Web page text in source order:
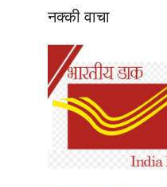
नक्की वाचा